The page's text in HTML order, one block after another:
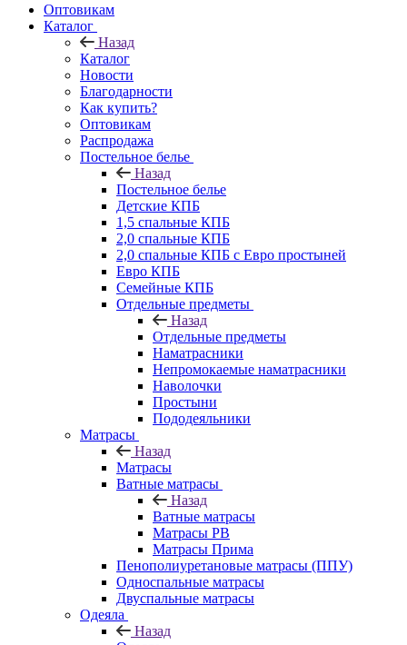
Оптовикам
Каталог
Назад
Каталог
Новости
Благодарности
Как купить?
Оптовикам
Распродажа
Постельное белье
Назад
Постельное белье
Детские КПБ
1,5 спальные КПБ
2,0 спальные КПБ
2,0 спальные КПБ с Евро простыней
Евро КПБ
Семейные КПБ
Отдельные предметы
Назад
Отдельные предметы
Наматрасники
Непромокаемые наматрасники
Наволочки
Простыни
Пододеяльники
Матрасы
Назад
Матрасы
Ватные матрасы
Назад
Ватные матрасы
Матрасы РВ
Матрасы Прима
Пенополиуретановые матрасы (ППУ)
Односпальные матрасы
Двуспальные матрасы
Одеяла
Назад